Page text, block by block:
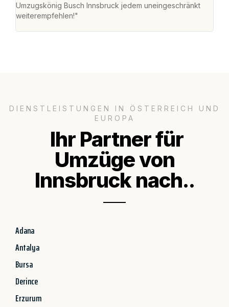
Umzugskönig Busch Innsbruck jedem uneingeschränkt
weiterempfehlen!"
DIENSTLEISTUNGEN IN ÖSTERREICH UND
EUROPA
Ihr Partner für
Umzüge von
Innsbruck nach..
Adana
Antalya
Bursa
Derince
Erzurum